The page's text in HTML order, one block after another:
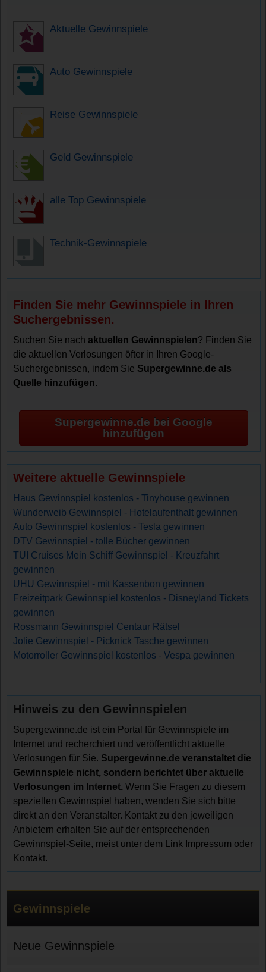
Aktuelle Gewinnspiele
Auto Gewinnspiele
Reise Gewinnspiele
Geld Gewinnspiele
alle Top Gewinnspiele
Technik-Gewinnspiele
Finden Sie mehr Gewinnspiele in Ihren
Suchergebnissen.
Suchen Sie nachaktuellen Gewinnspielen? Finden Sie
die aktuellen Verlosungen öfter in Ihren Google-
Suchergebnissen, indem Sie Supergewinne.de als
Quelle hinzufügen.
Supergewinne.de bei Google
hinzufügen
Weitere aktuelle Gewinnspiele
Haus Gewinnspiel kostenlos - Tinyhouse gewinnen
Wunderweib Gewinnspiel - Hotelaufenthalt gewinnen
Auto Gewinnspiel kostenlos - Tesla gewinnen
DTV Gewinnspiel - tolle Bücher gewinnen
TUI Cruises Mein Schiff Gewinnspiel - Kreuzfahrt
gewinnen
UHU Gewinnspiel - mit Kassenbon gewinnen
Freizeitpark Gewinnspiel kostenlos - Disneyland Tickets
gewinnen
Rossmann Gewinnspiel Centaur Rätsel
Jolie Gewinnspiel - Picknick Tasche gewinnen
Motorroller Gewinnspiel kostenlos - Vespa gewinnen
Hinweis zu den Gewinnspielen
Supergewinne.de ist ein Portal für Gewinnspiele im
Internet und recherchiert und veröffentlicht aktuelle
Verlosungen für Sie. Supergewinne.de veranstaltet die
Gewinnspiele nicht, sondern berichtet über aktuelle
Verlosungen im Internet. Wenn Sie Fragen zu diesem
speziellen Gewinnspiel haben, wenden Sie sich bitte
direkt an den Veranstalter. Kontakt zu den jeweiligen
Anbietern erhalten Sie auf der entsprechenden
Gewinnspiel-Seite, meist unter dem Link Impressum oder
Kontakt.
Gewinnspiele
Neue Gewinnspiele